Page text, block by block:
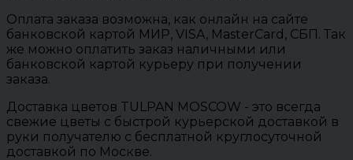
Оплата заказа возможна, как онлайн на сайте
банковской картой МИР, VISA, MasterCard, СБП. Так
же можно оплатить заказ наличными или
банковской картой курьеру при получении
заказа.
Доставка цветов TULPAN MOSCOW - это всегда
свежие цветы с быстрой курьерской доставкой в
руки получателю с бесплатной круглосуточной
доставкой по Москве.